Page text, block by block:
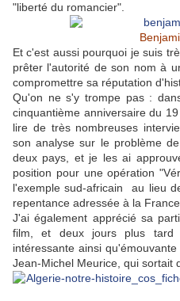
"liberté du romancier".
Et c'est aussi pourquoi je suis
prêter l'autorité de son nom à
compromettre sa réputation
Qu'on ne s'y trompe pas :
cinquantième anniversaire du
lire de très nombreuses
son analyse sur le problème
deux pays, et je les ai
position pour une opération
l'exemple sud-africain au lieu
repentance adressée à la France.
J'ai également apprécié sa
film, et deux jours plus
intéressante ainsi qu'émouvante
Jean-Michel Meurice, qui sortait